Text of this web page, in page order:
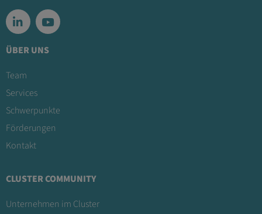
ÜBER UNS
Team
Services
Schwerpunkte
Förderungen
Kontakt
CLUSTER COMMUNITY
Unternehmen im Cluster